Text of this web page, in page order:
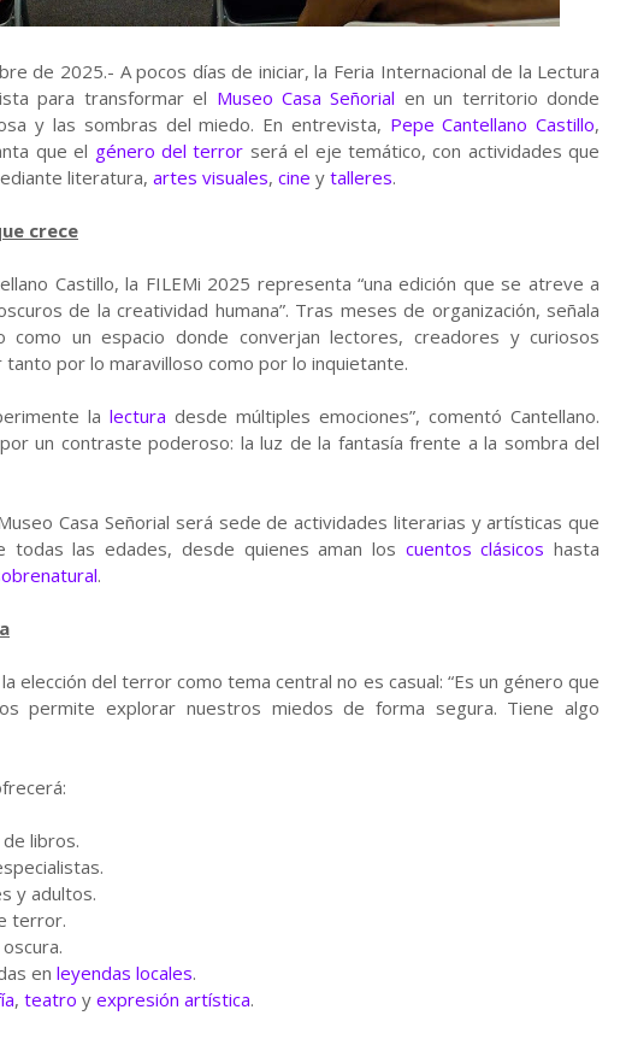
de 2025.- A pocos días de iniciar, la Feria Internacional de la Lectura
para transformar el Museo Casa Señorial en un territorio donde
y las sombras del miedo. En entrevista, Pepe Cantellano Castillo,
que el género del terror será el eje temático, con actividades que
literatura, artes visuales, cine y talleres.
crece
Castillo, la FILEMi 2025 representa “una edición que se atreve a
de la creatividad humana”. Tras meses de organización, señala
un espacio donde converjan lectores, creadores y curiosos
por lo maravilloso como por lo inquietante.
lalectura desde múltiples emociones”, comentó Cantellano.
un contraste poderoso: la luz de la fantasía frente a la sombra del
Casa Señorial será sede de actividades literarias y artísticas que
todas las edades, desde quienes aman los cuentos clásicos hasta
.
elección del terror como tema central no es casual: “Es un género que
permite explorar nuestros miedos de forma segura. Tiene algo
libros.
y adultos.
terror.
en leyendas locales.
, teatro y expresión artística.